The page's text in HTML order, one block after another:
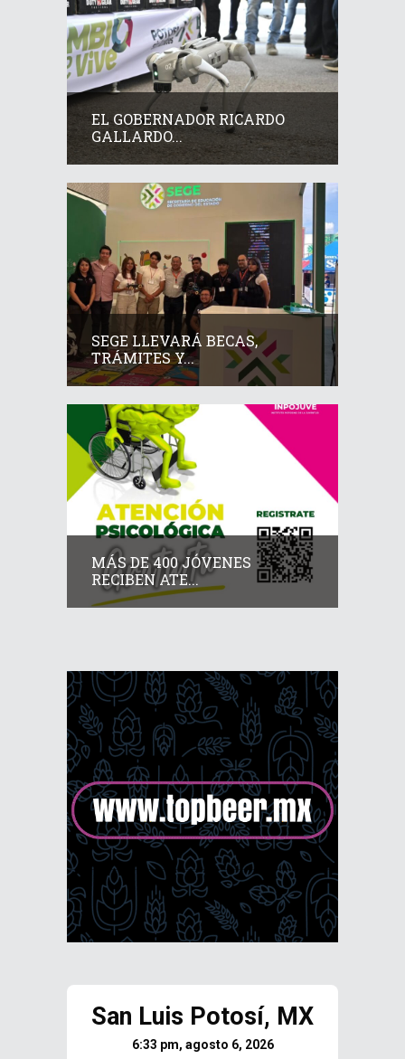
EL GOBERNADOR RICARDO
GALLARDO...
SEGE LLEVARÁ BECAS,
TRÁMITES Y...
MÁS DE 400 JÓVENES
RECIBEN ATE...
San Luis Potosí, MX
6:33 pm, agosto 6, 2026